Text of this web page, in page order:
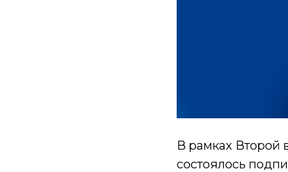
В рамках Второй
состоялось